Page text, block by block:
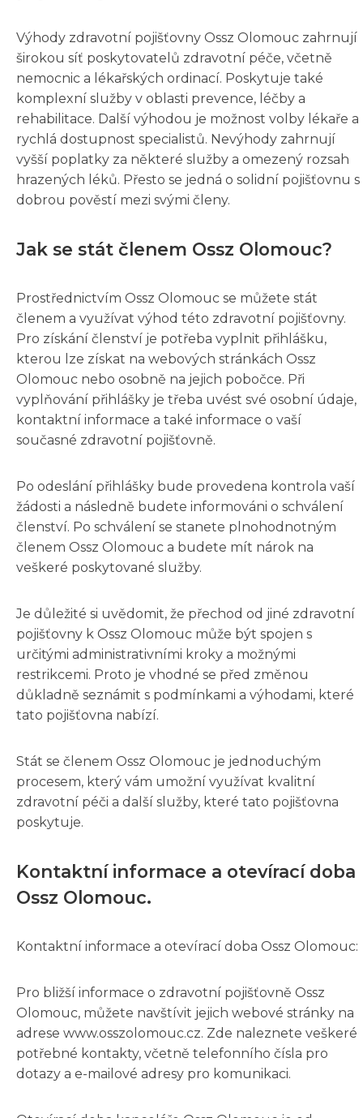
Výhody zdravotní pojišťovny Ossz Olomouc zahrnují
širokou síť poskytovatelů zdravotní péče, včetně
nemocnic a lékařských ordinací. Poskytuje také
komplexní služby v oblasti prevence, léčby a
rehabilitace. Další výhodou je možnost volby lékaře a
rychlá dostupnost specialistů. Nevýhody zahrnují
vyšší poplatky za některé služby a omezený rozsah
hrazených léků. Přesto se jedná o solidní pojišťovnu s
dobrou pověstí mezi svými členy.
Jak se stát členem Ossz Olomouc?
Prostřednictvím Ossz Olomouc se můžete stát
členem a využívat výhod této zdravotní pojišťovny.
Pro získání členství je potřeba vyplnit přihlášku,
kterou lze získat na webových stránkách Ossz
Olomouc nebo osobně na jejich pobočce. Při
vyplňování přihlášky je třeba uvést své osobní údaje,
kontaktní informace a také informace o vaší
současné zdravotní pojišťovně.
Po odeslání přihlášky bude provedena kontrola vaší
žádosti a následně budete informováni o schválení
členství. Po schválení se stanete plnohodnotným
členem Ossz Olomouc a budete mít nárok na
veškeré poskytované služby.
Je důležité si uvědomit, že přechod od jiné zdravotní
pojišťovny k Ossz Olomouc může být spojen s
určitými administrativními kroky a možnými
restrikcemi. Proto je vhodné se před změnou
důkladně seznámit s podmínkami a výhodami, které
tato pojišťovna nabízí.
Stát se členem Ossz Olomouc je jednoduchým
procesem, který vám umožní využívat kvalitní
zdravotní péči a další služby, které tato pojišťovna
poskytuje.
Kontaktní informace a otevírací doba
Ossz Olomouc.
Kontaktní informace a otevírací doba Ossz Olomouc:
Pro bližší informace o zdravotní pojišťovně Ossz
Olomouc, můžete navštívit jejich webové stránky na
adrese www.osszolomouc.cz. Zde naleznete veškeré
potřebné kontakty, včetně telefonního čísla pro
dotazy a e-mailové adresy pro komunikaci.